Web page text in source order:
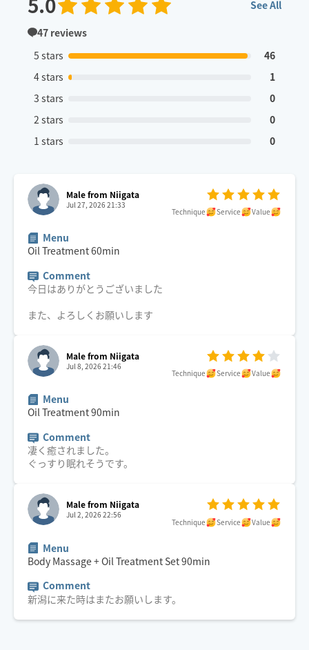
See All
47 reviews
5 stars
46
4 stars
1
3 stars
0
2 stars
0
1 stars
0
Male from Niigata
Jul 27, 2026 21:33
Technique Service Value
Menu
Oil Treatment60min
Comment
今日はありがとうございました
また、よろしくお願いします
Male from Niigata
Jul 8, 2026 21:46
Technique Service Value
Menu
Oil Treatment90min
Comment
凄く癒されました。
ぐっすり眠れそうです。
Male from Niigata
Jul 2, 2026 22:56
Technique Service Value
Menu
Body Massage + Oil Treatment Set90min
Comment
新潟に来た時はまたお願いします。